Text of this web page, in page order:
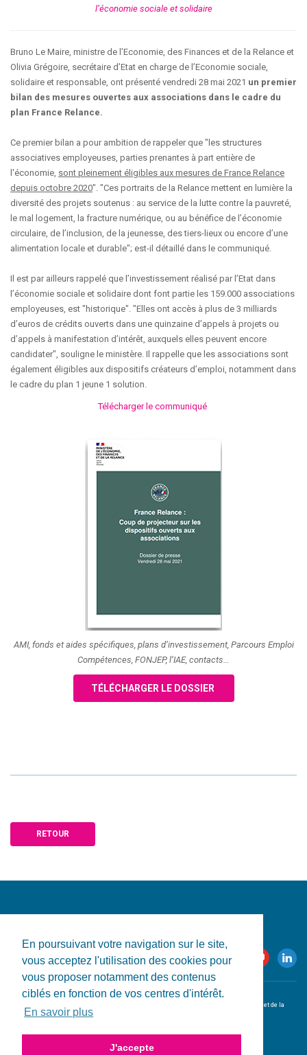
En poursuivant votre navigation sur le site,
vous acceptez l'utilisation des cookies pour
vous proposer notamment des contenus
ciblés en fonction de vos centres d'intérêt.
En savoir plus
J'accepte
l’économie sociale et solidaire
Bruno Le Maire, ministre de l’Economie, des Finances et de la Relance et
Olivia Grégoire, secrétaire d’Etat en charge de l’Economie sociale,
solidaire et responsable, ont présenté vendredi 28 mai 2021 un premier
bilan des mesures ouvertes aux associations dans le cadre du
plan France Relance.
Ce premier bilan a pour ambition de rappeler que "les structures
associatives employeuses, parties prenantes à part entière de
l'économie, sont pleinement éligibles aux mesures de France Relance
depuis octobre 2020". "Ces portraits de la Relance mettent en lumière la
diversité des projets soutenus : au service de la lutte contre la pauvreté,
le mal logement, la fracture numérique, ou au bénéfice de l’économie
circulaire, de l’inclusion, de la jeunesse, des tiers-lieux ou encore d’une
alimentation locale et durable"; est-il détaillé dans le communiqué.
Il est par ailleurs rappelé que l’investissement réalisé par l’Etat dans
l’économie sociale et solidaire dont font partie les 159.000 associations
employeuses, est "historique". "Elles ont accès à plus de 3 milliards
d’euros de crédits ouverts dans une quinzaine d’appels à projets ou
d’appels à manifestation d’intérêt, auxquels elles peuvent encore
candidater", souligne le ministère. Il rappelle que les associations sont
également éligibles aux dispositifs créateurs d’emploi, notamment dans
le cadre du plan 1 jeune 1 solution.
Télécharger le communiqué
AMI, fonds et aides spécifiques, plans d’investissement, Parcours Emploi
Compétences, FONJEP, l’IAE, contacts…
TÉLÉCHARGER LE DOSSIER
RETOUR
© 2026 CRESS-PACA. Tous droits réservés.
conditions d'utilisation et de la